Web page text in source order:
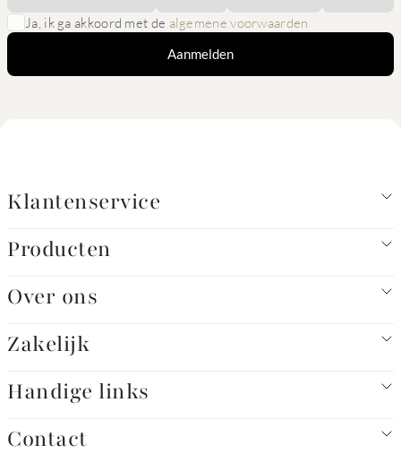
Ja, ik ga akkoord met de algemene voorwaarden
Aanmelden
Klantenservice
Producten
Over ons
Zakelijk
Handige links
Contact